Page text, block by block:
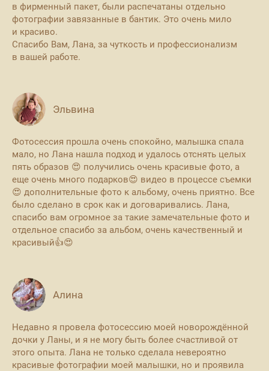
в фирменный пакет, были распечатаны отдельно
фотографии завязанные в бантик. Это очень мило
и красиво.
Спасибо Вам, Лана, за чуткость и профессионализм
в вашей работе.
Эльвина
Фотосессия прошла очень спокойно, малышка спала
мало, но Лана нашла подход и удалось отснять целых
пять образов 😍 получились очень красивые фото, а
еще очень много подарков😍 видео в процессе съемки
😍 дополнительные фото к альбому, очень приятно. Все
было сделано в срок как и договаривались. Лана,
спасибо вам огромное за такие замечательные фото и
отдельное спасибо за альбом, очень качественный и
красивый👍😍
Алина
Недавно я провела фотосессию моей новорождённой
дочки у Ланы, и я не могу быть более счастливой от
этого опыта. Лана не только сделала невероятно
красивые фотографии моей малышки, но и проявила